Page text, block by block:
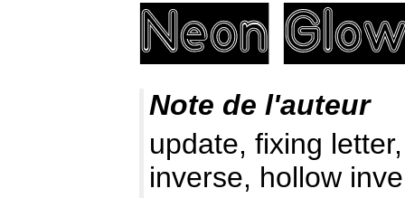
Note de l'auteur
update, fixing
inverse, hollow